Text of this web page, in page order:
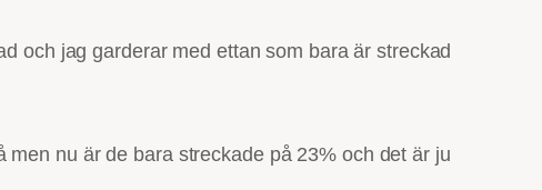
och jag garderar med ettan som bara är streckad
nu är de bara streckade på 23% och det är ju